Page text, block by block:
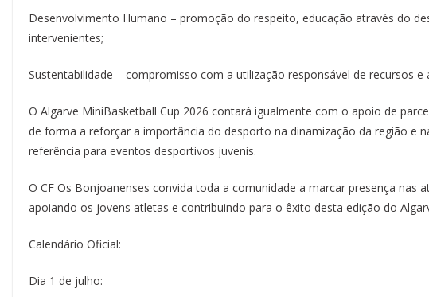
Desenvolvimento Humano – promoção do respeito, educação através do
intervenientes;
Sustentabilidade – compromisso com a utilização responsável de recursos
O Algarve MiniBasketball Cup 2026 contará igualmente com o apoio de
de forma a reforçar a importância do desporto na dinamização da região e
referência para eventos desportivos juvenis.
O CF Os Bonjoanenses convida toda a comunidade a marcar presença nas
apoiando os jovens atletas e contribuindo para o êxito desta edição do
Calendário Oficial:
Dia 1 de julho: